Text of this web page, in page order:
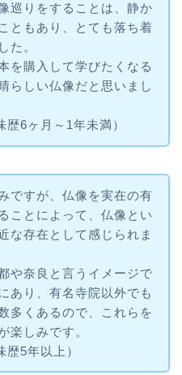
巡りをすることは、静か
ともあり、とても落ち着
た。
を購入して学びたくなる
らしい仏像だと思いまし
歴6ヶ月～1年未満）
ですが、仏像を実在の有
ことによって、仏像とい
な存在として感じられま
や奈良と言うイメージで
あり、有名寺院以外でも
多くあるので、これらを
楽しみです。
歴5年以上）